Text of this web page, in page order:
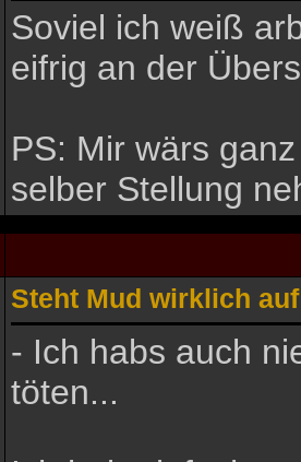
Soviel ich weiß
eifrig an der
PS: Mir wärs
selber Stellung
Steht Mud wirklich
- Ich habs auch
töten...